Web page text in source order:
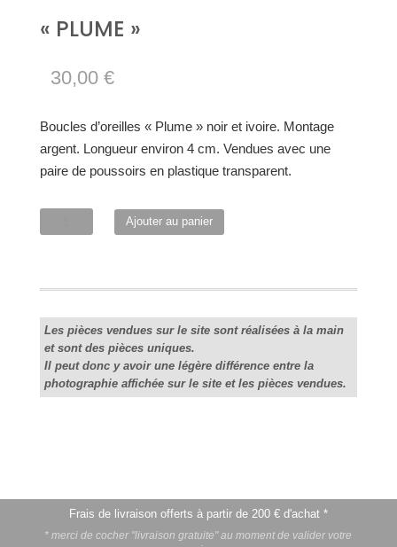
« PLUME »
30,00 €
Boucles d’oreilles « Plume » noir et ivoire. Montage
argent. Longueur environ 4 cm. Vendues avec une
paire de poussoirs en plastique transparent.
Ajouter au panier
Les pièces vendues sur le site sont réalisées à la main
et sont des pièces uniques.
Il peut donc y avoir une légère différence entre la
photographie affichée sur le site et les pièces vendues.
Frais de livraison offerts à partir de 200 € d'achat *
* merci de cocher "livraison gratuite" au moment de valider votre